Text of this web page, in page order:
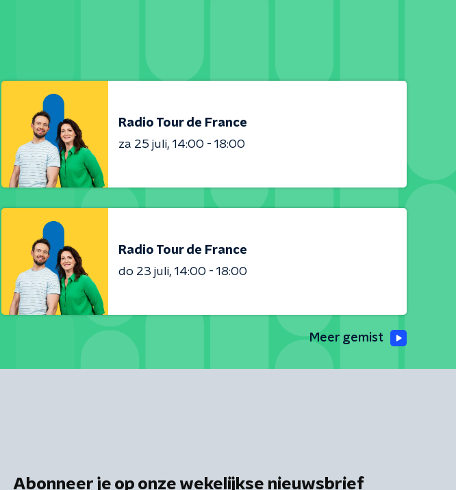
Radio Tour de France
za 25 juli 14:00 - 18:00
Radio Tour de France
do 23 juli 14:00 - 18:00
Meer gemist
Abonneer je op onze wekelijkse nieuwsbrief